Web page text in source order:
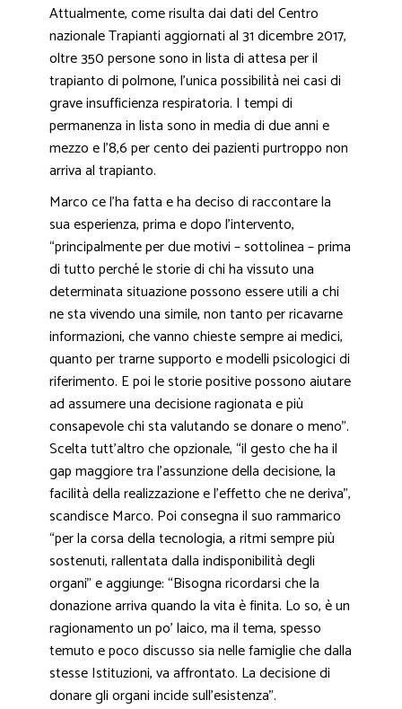
Attualmente, come risulta dai dati del Centro
nazionale Trapianti aggiornati al 31 dicembre 2017,
oltre 350 persone sono in lista di attesa per il
trapianto di polmone, l’unica possibilità nei casi di
grave insufficienza respiratoria. I tempi di
permanenza in lista sono in media di due anni e
mezzo e l’8,6 per cento dei pazienti purtroppo non
arriva al trapianto.
Marco ce l’ha fatta e ha deciso di raccontare la
sua esperienza, prima e dopo l’intervento,
“principalmente per due motivi – sottolinea – prima
di tutto perché le storie di chi ha vissuto una
determinata situazione possono essere utili a chi
ne sta vivendo una simile, non tanto per ricavarne
informazioni, che vanno chieste sempre ai medici,
quanto per trarne supporto e modelli psicologici di
riferimento. E poi le storie positive possono aiutare
ad assumere una decisione ragionata e più
consapevole chi sta valutando se donare o meno”.
Scelta tutt’altro che opzionale, “il gesto che ha il
gap maggiore tra l’assunzione della decisione, la
facilità della realizzazione e l’effetto che ne deriva”,
scandisce Marco. Poi consegna il suo rammarico
“per la corsa della tecnologia, a ritmi sempre più
sostenuti, rallentata dalla indisponibilità degli
organi” e aggiunge: “Bisogna ricordarsi che la
donazione arriva quando la vita è finita. Lo so, è un
ragionamento un po’ laico, ma il tema, spesso
temuto e poco discusso sia nelle famiglie che dalla
stesse Istituzioni, va affrontato. La decisione di
donare gli organi incide sull’esistenza”.